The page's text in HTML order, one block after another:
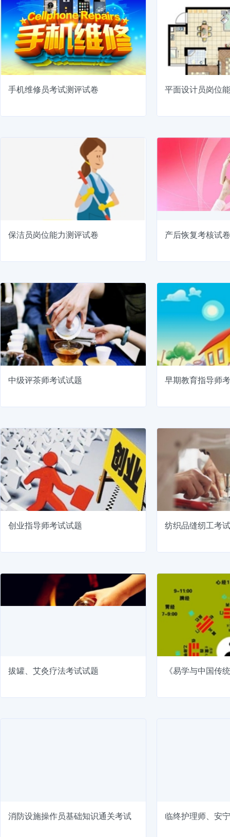
手机维修员考试测评试卷 平面设计员岗位
保洁员岗位能力测评试卷 产后恢复考核试卷
中级评茶师考试试题 早期教育指导师
创业指导师考试试题 纺织品缝纫工考
拔罐、艾灸疗法考试试题 《易学与中国传
消防设施操作员基础知识通关考试 临终护理师、安